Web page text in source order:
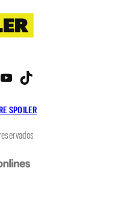
SPOILER
X YouTube